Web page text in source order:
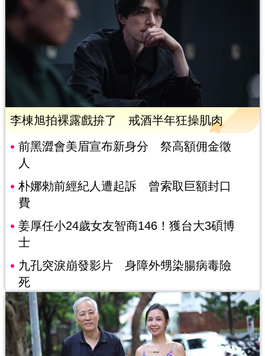
李棟旭拍裸露戲拚了 戒酒半年狂操肌肉
前黑澀會美眉宣布新身分 祭高額佣金徵
人
朴娜勑前經紀人遭起訴 曾索取巨額封口
費
姜厚任小24歲女友智商146！獲台大3碩博
士
九孔突淚崩發影片 身障外甥染腸病毒險
死